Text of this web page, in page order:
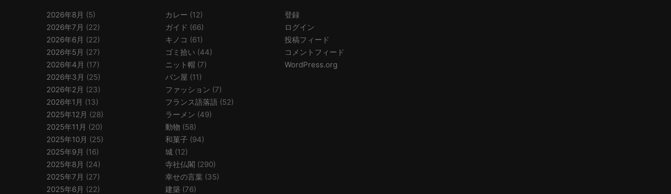
2026年8月 (5)
2026年7月 (22)
2026年6月 (22)
2026年5月 (27)
2026年4月 (17)
2026年3月 (25)
2026年2月 (23)
2026年1月 (13)
2025年12月 (28)
2025年11月 (20)
2025年10月 (25)
2025年9月 (16)
2025年8月 (24)
2025年7月 (27)
2025年6月 (22)
カレー (12)
ガイド (66)
キノコ (61)
ゴミ拾い (44)
ニット帽 (7)
パン屋 (11)
ファッション (7)
フランス語落語 (52)
ラーメン (49)
動物 (58)
和菓子 (94)
城 (12)
寺社仏閣 (290)
幸せの言葉 (35)
建築 (76)
登録
ログイン
投稿フィード
コメントフィード
WordPress.org